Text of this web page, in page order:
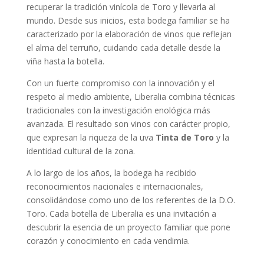
recuperar la tradición vinícola de Toro y llevarla al
mundo. Desde sus inicios, esta bodega familiar se ha
caracterizado por la elaboración de vinos que reflejan
el alma del terruño, cuidando cada detalle desde la
viña hasta la botella.
Con un fuerte compromiso con la innovación y el
respeto al medio ambiente, Liberalia combina técnicas
tradicionales con la investigación enológica más
avanzada. El resultado son vinos con carácter propio,
que expresan la riqueza de la uva Tinta de Toro y la
identidad cultural de la zona.
A lo largo de los años, la bodega ha recibido
reconocimientos nacionales e internacionales,
consolidándose como uno de los referentes de la D.O.
Toro. Cada botella de Liberalia es una invitación a
descubrir la esencia de un proyecto familiar que pone
corazón y conocimiento en cada vendimia.